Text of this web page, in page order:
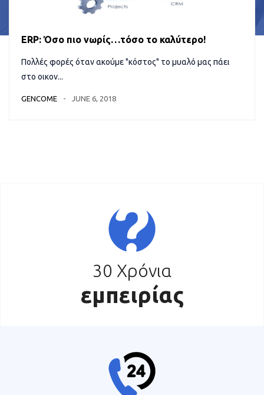
ERP: Όσο πιο νωρίς…τόσο το καλύτερο!
Πολλές φορές όταν ακούμε "κόστος" το μυαλό μας πάει
στο οικον...
GENCOME JUNE 6, 2018
30 Χρόνια
εμπειρίας